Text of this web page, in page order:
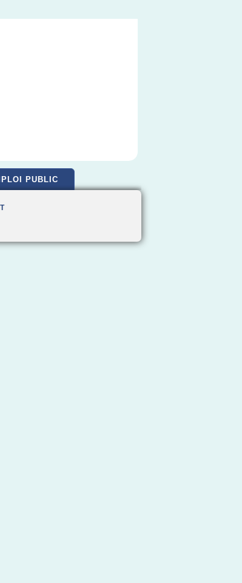
PUBLIC